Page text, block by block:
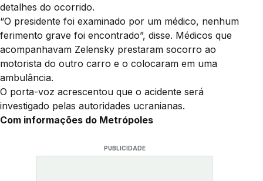
detalhes do ocorrido.
“O presidente foi examinado por um médico, nenhum
ferimento grave foi encontrado”, disse. Médicos que
acompanhavam Zelensky prestaram socorro ao
motorista do outro carro e o colocaram em uma
ambulância.
O porta-voz acrescentou que o acidente será
investigado pelas autoridades ucranianas.
Com informações do Metrópoles
PUBLICIDADE